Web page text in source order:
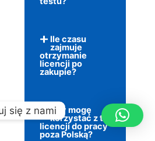
Ile czasu
zajmuje
otrzymanie
licencji po
zakupie?
Czy mogę
korzystać z tej
licencji do pracy
poza Polską?
się z nami